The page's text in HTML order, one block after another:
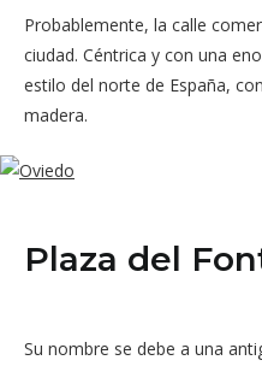
Probablemente, la calle
ciudad. Céntrica y con una
estilo del norte de España,
madera.
Plaza del
Su nombre se debe a una